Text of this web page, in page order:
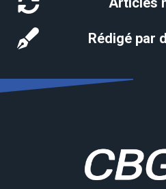
Rédigé par